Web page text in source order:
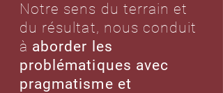
Notre sens du terrain et
du résultat, nous conduit
à aborder les
problématiques avec
pragmatisme et